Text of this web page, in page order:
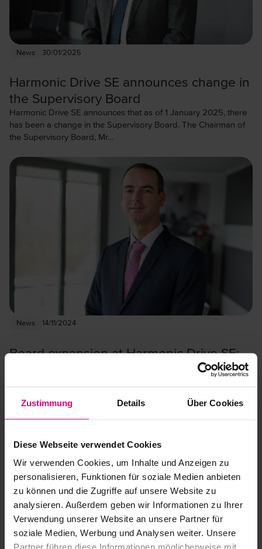
Zustimmung Details Über Cookies
Diese Webseite verwendet Cookies
Wir verwenden Cookies, um Inhalte und Anzeigen zu
personalisieren, Funktionen für soziale Medien anbieten
zu können und die Zugriffe auf unsere Website zu
analysieren. Außerdem geben wir Informationen zu Ihrer
Verwendung unserer Website an unsere Partner für
soziale Medien, Werbung und Analysen weiter. Unsere
Partner führen diese Informationen möglicherweise mit
News 30/01/2025
Harmonic Drive SE announces change in
the Supervisory Board
Harmonic Drive SE announces that as of 1 January 2025, there
has been a change in the Supervisory Board. The Chairman of
the Supervisory Board, Mr…
News 14/11/2024
Board expansion at Harmonic Drive SE:
Christian Reuter becomes new COO
Management Board. Christian Reuter, who has successfully held
various positions in the…